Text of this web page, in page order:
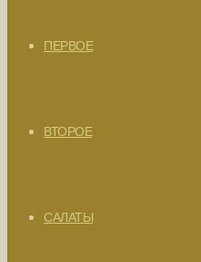
ПЕРВОЕ
ВТОРОЕ
САЛАТЫ